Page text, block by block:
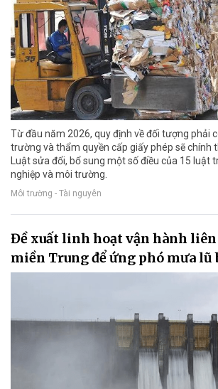
Từ đầu năm 2026, quy định về đối tượng phải
trường và thẩm quyền cấp giấy phép sẽ chính
Luật sửa đổi, bổ sung một số điều của 15 luật
nghiệp và môi trường.
Môi trường - Tài nguyên
Đề xuất linh hoạt vận hành liên
miền Trung để ứng phó mưa lũ